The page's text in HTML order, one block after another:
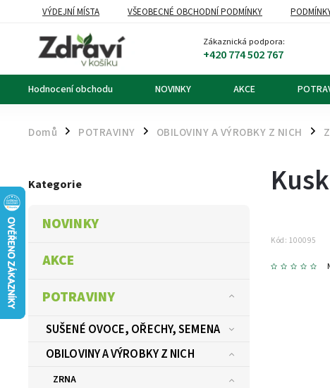
VÝDEJNÍ MÍSTA VŠEOBECNÉ OBCHODNÍ PODMÍNKY
OZNÁMENÍ O ODSTOUPENÍ OD KUPNÍ SMLOUVY
Zákaznická podpora:
+420 774 502 767
Hodnocení obchodu NOVINKY AKCE
Domů / POTRAVINY / OBILOVINY A VÝROBKY Z NICH /
Kategorie
NOVINKY
AKCE
POTRAVINY
SUŠENÉ OVOCE, OŘECHY, SEMENA
OBILOVINY A VÝROBKY Z NICH
ZRNA
Kód: 100095